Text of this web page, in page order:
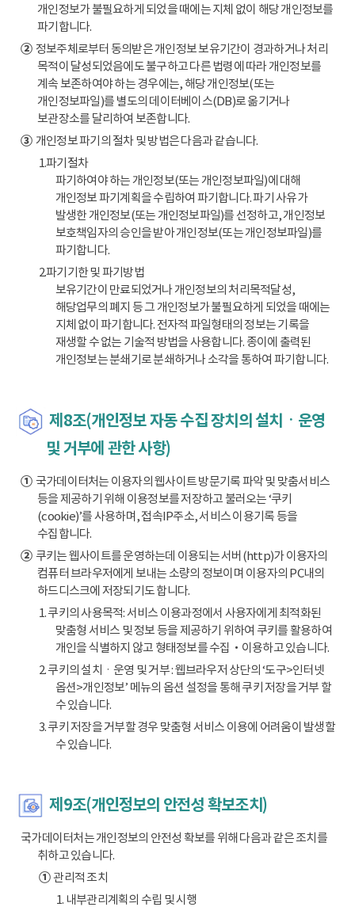
개인정보가 불필요하게 되었을 때에는 지체 없이 해당 개인정보를
파기합니다.
②정보주체로부터 동의받은 개인정보 보유기간이 경과하거나 처리
목적이 달성되었음에도 불구하고 다른 법령에 따라 개인정보를
계속 보존하여야 하는 경우에는, 해당 개인정보(또는
개인정보파일)를 별도의 데이터베이스(DB)로 옮기거나
보관장소를 달리하여 보존합니다.
③개인정보 파기의 절차 및 방법은 다음과 같습니다.
1.파기절차
파기하여야 하는 개인정보(또는 개인정보파일)에 대해
개인정보 파기계획을 수립하여 파기합니다. 파기 사유가
발생한 개인정보(또는 개인정보파일)를 선정하고, 개인정보
보호책임자의 승인을 받아 개인정보(또는 개인정보파일)를
파기합니다.
2.파기기한 및 파기방법
보유기간이 만료되었거나 개인정보의 처리목적달성,
해당업무의 폐지 등 그 개인정보가 불필요하게 되었을 때에는
지체 없이 파기합니다. 전자적 파일형태의 정보는 기록을
재생할 수 없는 기술적 방법을 사용합니다. 종이에 출력된
개인정보는 분쇄기로 분쇄하거나 소각을 통하여 파기합니다.
제8조(개인정보 자동 수집 장치의 설치ㆍ운영
및 거부에 관한 사항)
①국가데이터처는 이용자의 웹사이트 방문기록 파악 및 맞춤서비스
등을 제공하기 위해 이용정보를 저장하고 불러오는 ‘쿠키
(cookie)’를 사용하며, 접속IP주소, 서비스 이용기록 등을
수집합니다.
②쿠키는 웹사이트를 운영하는데 이용되는 서버(http)가 이용자의
컴퓨터 브라우저에게 보내는 소량의 정보이며 이용자의 PC내의
하드디스크에 저장되기도 합니다.
1. 쿠키의 사용목적: 서비스 이용과정에서 사용자에게 최적화된
맞춤형 서비스 및 정보 등을 제공하기 위하여 쿠키를 활용하여
개인을 식별하지 않고 형태정보를 수집‧이용하고 있습니다.
2. 쿠키의 설치ㆍ운영 및 거부 : 웹브라우저 상단의 ‘도구>인터넷
옵션>개인정보’ 메뉴의 옵션 설정을 통해 쿠키 저장을 거부 할
수 있습니다.
3. 쿠키 저장을 거부할 경우 맞춤형 서비스 이용에 어려움이 발생할
수 있습니다.
제9조(개인정보의 안전성 확보조치)
국가데이터처는 개인정보의 안전성 확보를 위해 다음과 같은 조치를
취하고 있습니다.
①관리적 조치
1. 내부관리계획의 수립 및 시행